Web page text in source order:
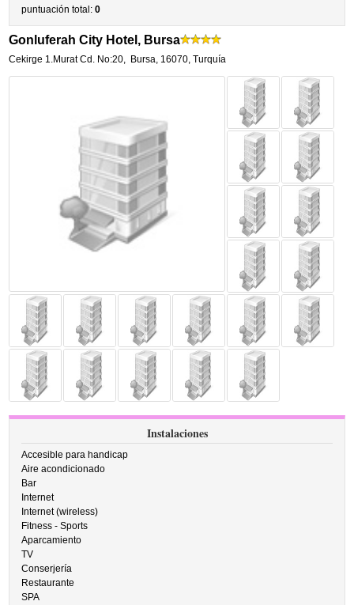
puntuación total:0
Gonluferah City Hotel, Bursa
Cekirge 1.Murat Cd. No:20, Bursa, 16070, Turquía
Instalaciones
Accesible para handicap
Aire acondicionado
Bar
Internet
Internet (wireless)
Fitness - Sports
Aparcamiento
TV
Conserjería
Restaurante
SPA